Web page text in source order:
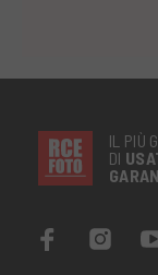
IL PIÙ
DI